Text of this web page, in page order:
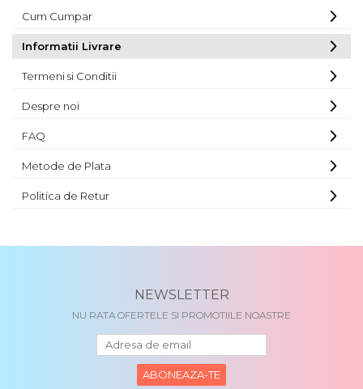
Cum Cumpar
Informatii Livrare
Termeni si Conditii
Despre noi
FAQ
Metode de Plata
Politica de Retur
NEWSLETTER
NU RATA OFERTELE SI PROMOTIILE NOASTRE